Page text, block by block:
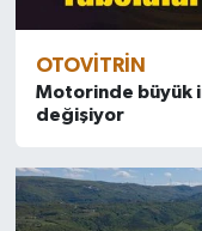
OTOVITRIN
Motorinde büyük
değişiyor